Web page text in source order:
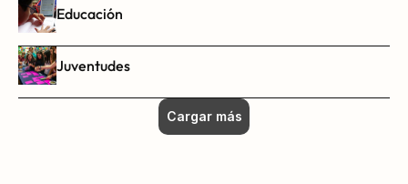
Educación
Juventudes
Cargar más